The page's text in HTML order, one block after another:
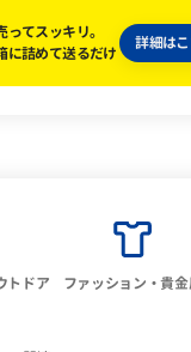
ってスッキリ。
に詰めて送るだけ
詳細は
トドア ファッション・貴